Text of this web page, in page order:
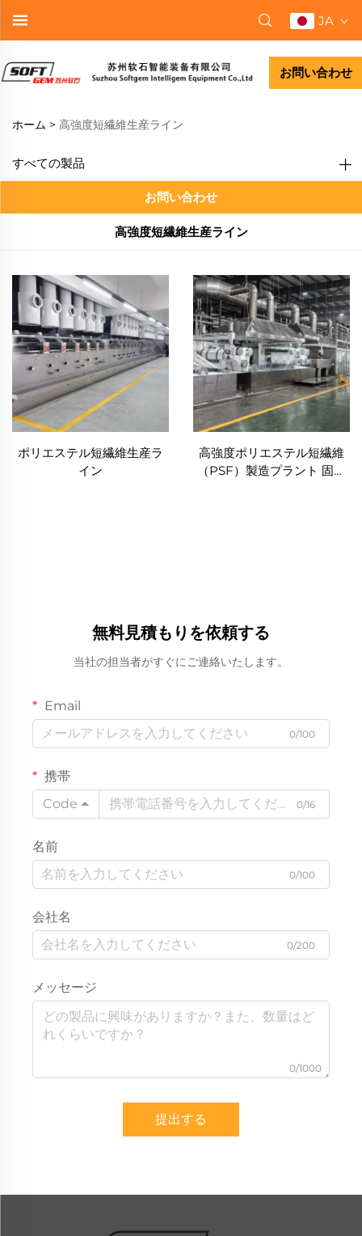
JA
お問い合わせ
ホーム > 高強度短繊維生産ライン
すべての製品
お問い合わせ
高強度短繊維生産ライン
ポリエステル短繊維生産ラ
イン
高強度ポリエステル短繊維
（PSF）製造プラント 固体
無料見積もりを依頼する
当社の担当者がすぐにご連絡いたします。
Email
0/100
携帯
Code
0/16
名前
0/100
会社名
0/200
メッセージ
0/1000
提出する